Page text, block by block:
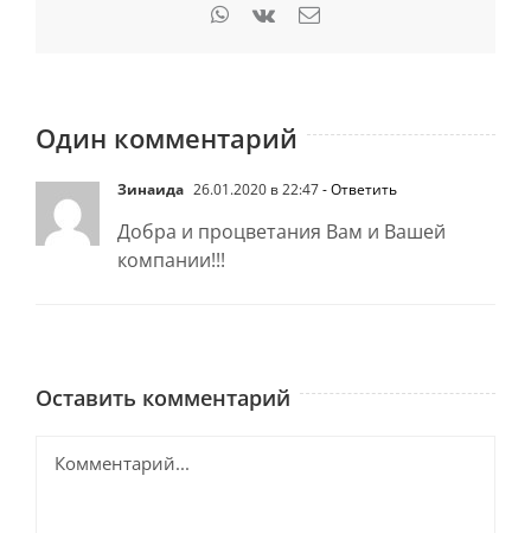
WhatsApp
Vk Email
Один комментарий
Зинаида 26.01.2020 в 22:47- Ответить
Добра и процветания Вам и Вашей
компании!!!
Оставить комментарий